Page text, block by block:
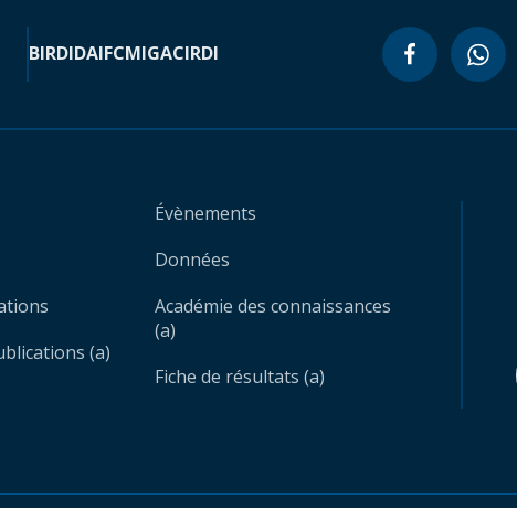
BIRDIDAIFCMIGACIRDI
(a)
Évènements
Données
Académie des connaissances
(a)
Fiche de résultats (a)